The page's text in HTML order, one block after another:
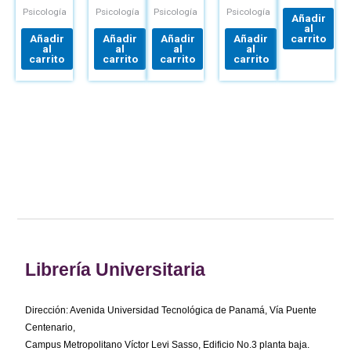
Psicología
Añadir
al
carrito
Psicología
Añadir
al
carrito
Psicología
Añadir
al
carrito
Psicología
Añadir
al
carrito
Añadir
al
carrito
Librería Universitaria
Dirección: Avenida Universidad Tecnológica de Panamá, Vía Puente
Centenario,
Campus Metropolitano Víctor Levi Sasso, Edificio No.3 planta baja.